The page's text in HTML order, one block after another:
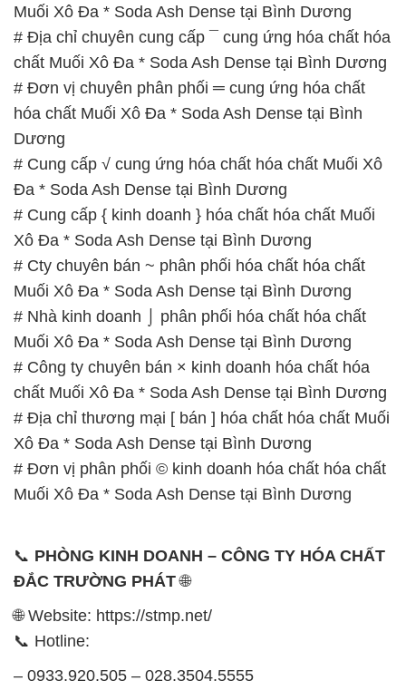
Muối Xô Đa * Soda Ash Dense tại Bình Dương
# Địa chỉ chuyên cung cấp ¯ cung ứng hóa chất hóa
chất Muối Xô Đa * Soda Ash Dense tại Bình Dương
# Đơn vị chuyên phân phối ═ cung ứng hóa chất
hóa chất Muối Xô Đa * Soda Ash Dense tại Bình
Dương
# Cung cấp √ cung ứng hóa chất hóa chất Muối Xô
Đa * Soda Ash Dense tại Bình Dương
# Cung cấp { kinh doanh } hóa chất hóa chất Muối
Xô Đa * Soda Ash Dense tại Bình Dương
# Cty chuyên bán ~ phân phối hóa chất hóa chất
Muối Xô Đa * Soda Ash Dense tại Bình Dương
# Nhà kinh doanh ⌡ phân phối hóa chất hóa chất
Muối Xô Đa * Soda Ash Dense tại Bình Dương
# Công ty chuyên bán × kinh doanh hóa chất hóa
chất Muối Xô Đa * Soda Ash Dense tại Bình Dương
# Địa chỉ thương mại [ bán ] hóa chất hóa chất Muối
Xô Đa * Soda Ash Dense tại Bình Dương
# Đơn vị phân phối © kinh doanh hóa chất hóa chất
Muối Xô Đa * Soda Ash Dense tại Bình Dương
📞 PHÒNG KINH DOANH – CÔNG TY HÓA CHẤT
ĐẮC TRƯỜNG PHÁT🌐
🌐 Website: https://stmp.net/
📞 Hotline:
– 0933.920.505 – 028.3504.5555